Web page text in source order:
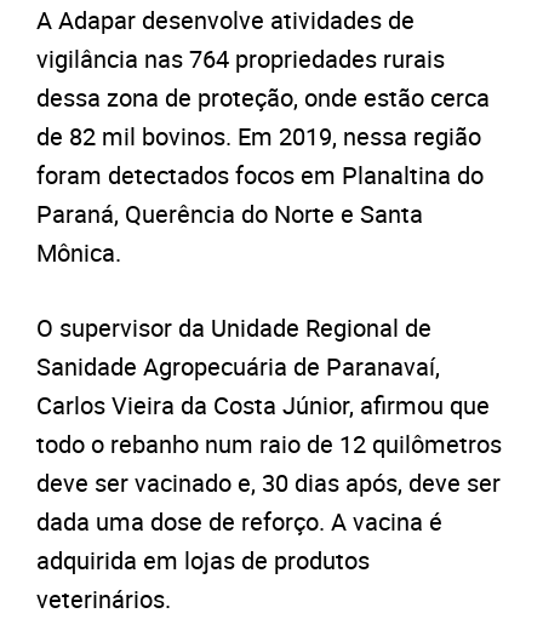
A Adapar desenvolve atividades de
vigilância nas 764 propriedades rurais
dessa zona de proteção, onde estão cerca
de 82 mil bovinos. Em 2019, nessa região
foram detectados focos em Planaltina do
Paraná, Querência do Norte e Santa
Mônica.
O supervisor da Unidade Regional de
Sanidade Agropecuária de Paranavaí,
Carlos Vieira da Costa Júnior, afirmou que
todo o rebanho num raio de 12 quilômetros
deve ser vacinado e, 30 dias após, deve ser
dada uma dose de reforço. A vacina é
adquirida em lojas de produtos
veterinários.